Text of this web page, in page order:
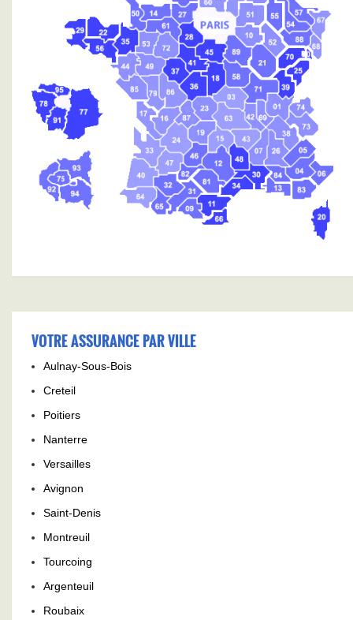
VOTRE ASSURANCE PAR VILLE
Aulnay-Sous-Bois
Creteil
Poitiers
Nanterre
Versailles
Avignon
Saint-Denis
Montreuil
Tourcoing
Argenteuil
Roubaix